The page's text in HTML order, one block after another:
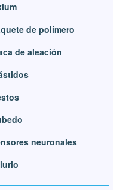
de polímero
de aleación
neuronales